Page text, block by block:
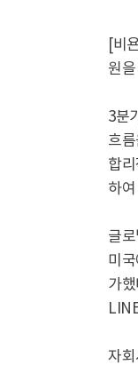
[비
원
3분
흐
합
하
글
미
가
자